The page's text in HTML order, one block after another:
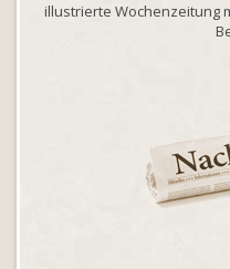
illustrierte Wochenzeitung